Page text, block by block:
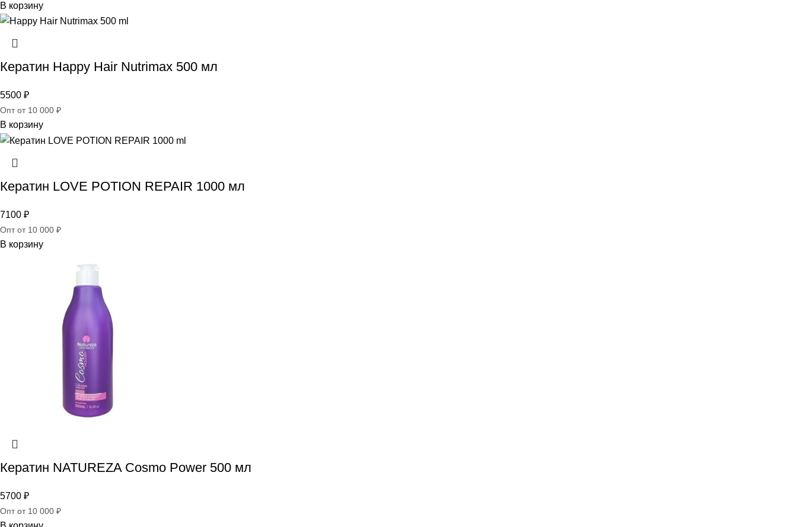
В корзину
Кератин Happy Hair Nutrimax 500 мл
5500 ₽
Опт от 10 000 ₽
В корзину
Кератин LOVE POTION REPAIR 1000 мл
7100 ₽
Опт от 10 000 ₽
В корзину
Кератин NATUREZA Cosmo Power 500 мл
5700 ₽
Опт от 10 000 ₽